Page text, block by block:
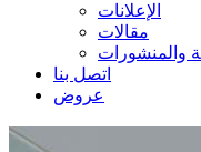
الإعلانات
مقالات
والمنشورات
اتصل بنا
عروض